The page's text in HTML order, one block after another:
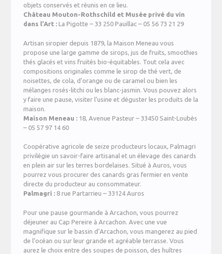
objets conservés et réunis en ce lieu.
Château Mouton-Rothschild et Musée privé du vin
dans l’Art :La Pigotte – 33 250 Pauillac – 05 56 73 21 29
Artisan siropier depuis 1879, la Maison Meneau vous
propose une large gamme de sirops, jus de fruits, smoothies
thés glacés et vins fruités bio-équitables. Tout cela avec
compositions originales comme le sirop de thé vert, de
noisettes, de cola, d’orange ou de caramel ou bien les
mélanges rosés-litchi ou les blanc-jasmin. Vous pouvez alors
y faire une pause, visiter l’usine et déguster les produits de la
maison.
Maison Meneau : 18, Avenue Pasteur – 33450 Saint-Loubès
– 05 57 97 14 60
Coopérative agricole de seize producteurs locaux, Palmagri
privilégie un savoir-faire artisanal et un élevage des canards
en plein air sur les terres bordelaises. Situé à Auros, vous
pourrez vous procurer des canards gras fermier en vente
directe du producteur au consommateur.
Palmagri : 8 rue Partarrieu – 33124 Auros
Pour une pause gourmande à Arcachon, vous pourrez
déjeuner au Cap Pereire à Arcachon. Avec une vue
magnifique sur le bassin d’Arcachon, vous mangerez au pied
de l’océan ou sur leur grande et agréable terrasse. Vous
aurez le choix entre des soupes de poisson, des huîtres